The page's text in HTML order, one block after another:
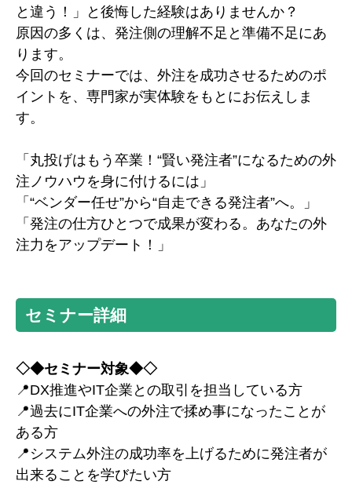
と違う！」と後悔した経験はありませんか？
原因の多くは、発注側の理解不足と準備不足にあ
ります。
今回のセミナーでは、外注を成功させるためのポ
イントを、専門家が実体験をもとにお伝えしま
す。
「丸投げはもう卒業！“賢い発注者”になるための外
注ノウハウを身に付けるには」
「“ベンダー任せ”から“自走できる発注者”へ。」
「発注の仕方ひとつで成果が変わる。あなたの外
注力をアップデート！」
セミナー詳細
◇◆セミナー対象◆◇
📍DX推進やIT企業との取引を担当している方
📍過去にIT企業への外注で揉め事になったことが
ある方
📍システム外注の成功率を上げるために発注者が
出来ることを学びたい方